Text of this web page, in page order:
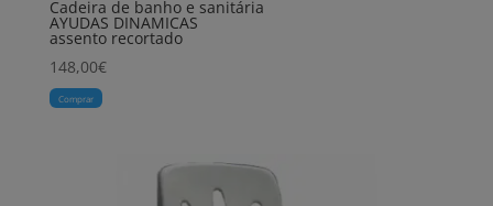
Cadeira de banho e sanitária
AYUDAS DINAMICAS
assento recortado
148,00€
Comprar